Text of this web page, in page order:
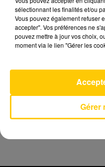
sélectionnant les finalités et/ou
Vous pouvez également refuser
accepter". Vos préférences ne
pouvez mettre à jour vos choix,
moment via le lien "Gérer les
Gérer